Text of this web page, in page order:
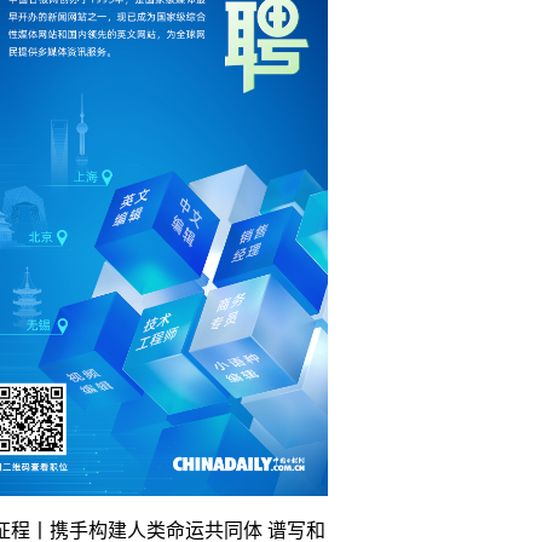
程丨携手构建人类命运共同体 谱写和